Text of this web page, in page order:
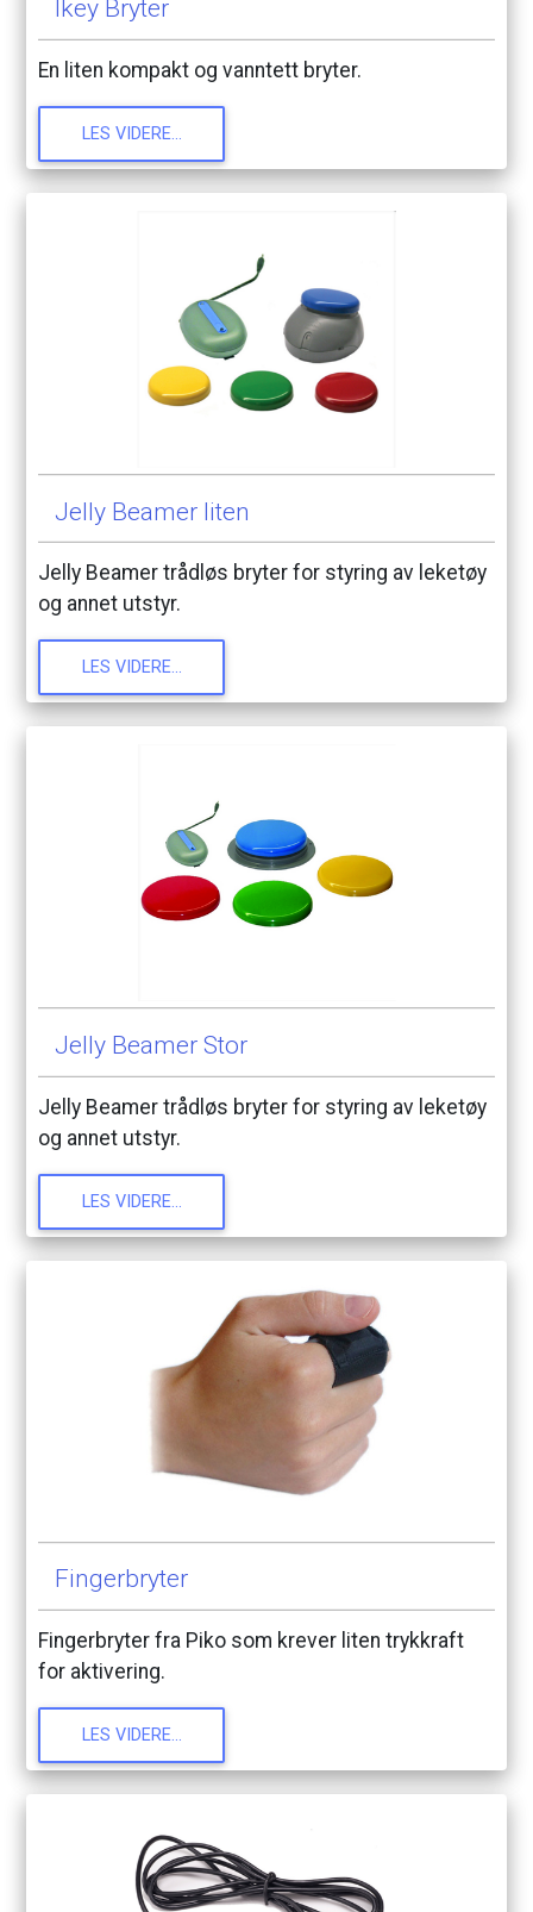
Ikey Bryter
En liten kompakt og vanntett bryter.
LES VIDERE...
Jelly Beamer liten
Jelly Beamer trådløs bryter for styring av leketøy
og annet utstyr.
LES VIDERE...
Jelly Beamer Stor
Jelly Beamer trådløs bryter for styring av leketøy
og annet utstyr.
LES VIDERE...
Fingerbryter
Fingerbryter fra Piko som krever liten trykkraft
for aktivering.
LES VIDERE...